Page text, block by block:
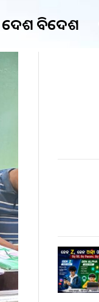
ଦେଶ ବିଦେଶ